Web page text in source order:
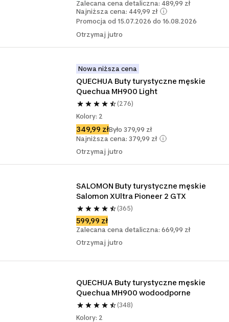
Zalecana cena detaliczna: 489,99 zł
Najniższa cena: 449,99 zł
Promocja od 15.07.2026 do 16.08.2026
Otrzymaj jutro
Nowa niższa cena
QUECHUA Buty turystyczne męskie
(276)
Kolory: 2
349,99 złByło 379,99 zł
Najniższa cena: 379,99 zł
Otrzymaj jutro
SALOMON Buty turystyczne męskie
Salomon XUltra Pioneer 2 GTX
(365)
599,99 zł
Zalecana cena detaliczna: 669,99 zł
Otrzymaj jutro
QUECHUA Buty turystyczne męskie
Quechua MH900 wodoodporne
(348)
Kolory: 2